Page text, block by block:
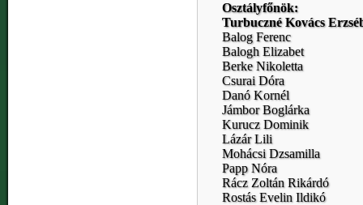
Osztályfőnök:
Turbuczné Kovács
Balog Ferenc
Balogh Elizabet
Berke Nikoletta
Csurai Dóra
Danó Kornél
Jámbor Boglárka
Kurucz Dominik
Lázár Lili
Mohácsi Dzsamilla
Papp Nóra
Rácz Zoltán Rikárdó
Rostás Evelin Ildikó